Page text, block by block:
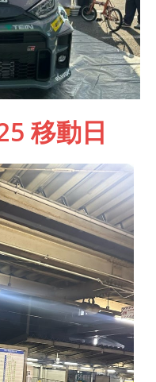
移動日